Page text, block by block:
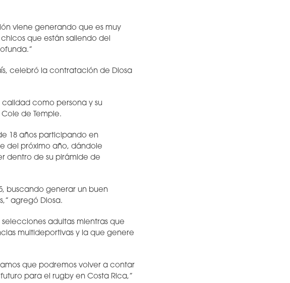
viene generando que es muy
que están saliendo del
celebró la contratación de Diosa
como persona y su
de Temple.
18 años participando en
del próximo año, dándole
dentro de su pirámide de
buscando generar un buen
agregó Diosa.
adultas mientras que
multideportivas y la que genere
que podremos volver a contar
para el rugby en Costa Rica,”